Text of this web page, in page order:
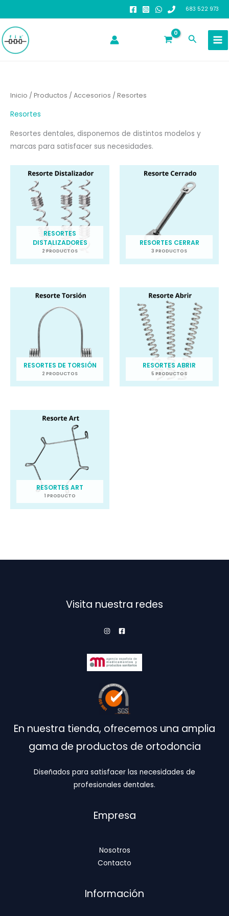
al
contenido
683 522 973
Buscar
Inicio / Productos / Accesorios / Resortes
Resortes
Resortes dentales, disponemos de distintos modelos y
marcas para satisfacer sus necesidades.
RESORTES
DISTALIZADORES
2 PRODUCTOS
RESORTES CERRAR
3 PRODUCTOS
RESORTES DE TORSIÓN
2 PRODUCTOS
RESORTES ABRIR
5 PRODUCTOS
RESORTES ART
1 PRODUCTO
Visita nuestra redes
En nuestra tienda, ofrecemos una amplia
gama de productos de ortodoncia
Diseñados para satisfacer las necesidades de
profesionales dentales.
Empresa
Nosotros
Contacto
Información